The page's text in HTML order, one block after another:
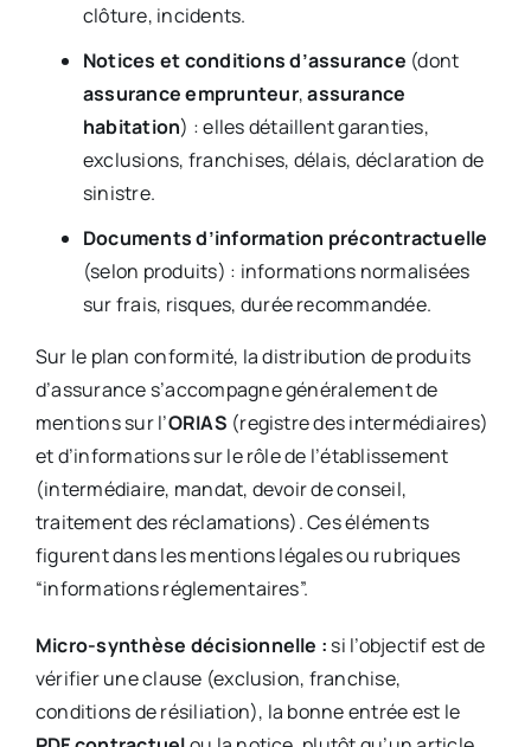
clôture, incidents.
Notices et conditions d’assurance (dont
assurance emprunteur,assurance
habitation) : elles détaillent garanties,
exclusions, franchises, délais, déclaration de
sinistre.
Documents d’information précontractuelle
(selon produits) : informations normalisées
sur frais, risques, durée recommandée.
Sur le plan conformité, la distribution de produits
d’assurance s’accompagne généralement de
mentions sur l’ORIAS (registre des intermédiaires)
et d’informations sur le rôle de l’établissement
(intermédiaire, mandat, devoir de conseil,
traitement des réclamations). Ces éléments
figurent dans les mentions légales ou rubriques
“informations réglementaires”.
Micro-synthèse décisionnelle : si l’objectif est de
vérifier une clause (exclusion, franchise,
conditions de résiliation), la bonne entrée est le